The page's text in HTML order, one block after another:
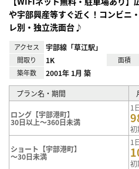
や宇部興産等すぐ近く！コンビニ
レ別・独立洗面台♪
アクセス 宇部線「草江駅」
間取り 1K 面積
築年数 2001年 1月 築
プラン名・期間
ロング【宇部港町】
30日以上～360日未満
1
初
ショート【宇部港町】
～30日未満
1
初